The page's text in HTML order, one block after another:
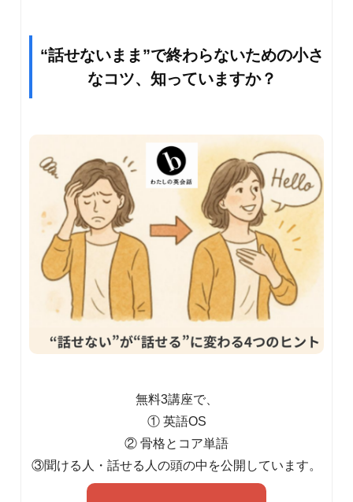
“話せないまま”で終わらないための小さ
なコツ、知っていますか？
無料3講座で、
① 英語OS
② 骨格とコア単語
③聞ける人・話せる人の頭の中を公開しています。